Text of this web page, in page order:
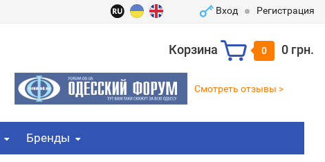
Вход Регистрация
Корзина 0 0 грн.
Смотреть отзывы >
Бренды